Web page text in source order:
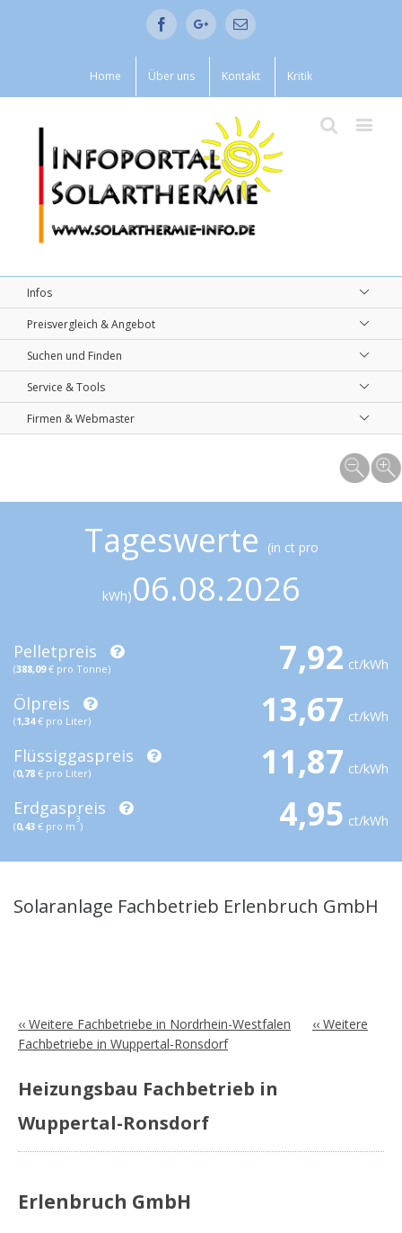
FacebookGoogle+Email
Home Über uns Kontakt Kritik
Infos
Preisvergleich & Angebot
Suchen und Finden
Service & Tools
Firmen & Webmaster
Tageswerte (in ct pro
kWh)06.08.2026
Pelletpreis
(388,09€ pro Tonne) 7,92 ct/kWh
Ölpreis
(1,34€ pro Liter) 13,67 ct/kWh
Flüssiggaspreis
(0,78 € pro Liter) 11,87 ct/kWh
Erdgaspreis
(0,43 € pro m
3
) 4,95 ct/kWh
Solaranlage Fachbetrieb Erlenbruch GmbH
‹‹ Weitere Fachbetriebe in Nordrhein-Westfalen
‹‹ Weitere
Fachbetriebe in Wuppertal-Ronsdorf
Heizungsbau Fachbetrieb in
Wuppertal-Ronsdorf
Erlenbruch GmbH